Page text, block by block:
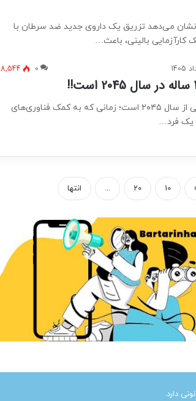
نشان می‌دهد تزریق یک داروی جدید ضد سرطان با
کارآزمایی بالینی، باعث…
0
8,544
تک مز: این یک تصویر واقعی از سال ۲۰۴۵ است؛ زمانی که به کمک فناوری‌های
یک فرد…
10
20
... انتها
دارد.